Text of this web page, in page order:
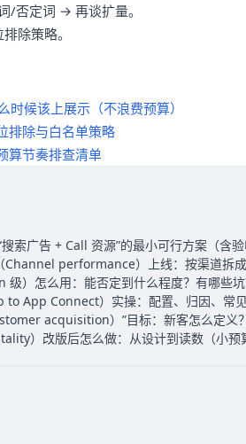
/否定词 → 再谈扩量。
除策略。
候该上展示（不浪费预算）
排除与白名单策略
算节奏排查清单
索广告 + Call 资源”的最小可行方案（含验
performance）上线：按渠道拆
）怎么用：能否定到什么程度？有哪些坑
to App Connect）实操：配置、归因、常
acquisition）”目标：新客怎么定义
）改版后怎么做：从设计到读数（小预